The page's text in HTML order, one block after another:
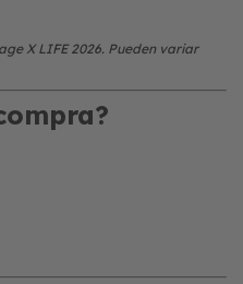
X LIFE 2026. Pueden variar